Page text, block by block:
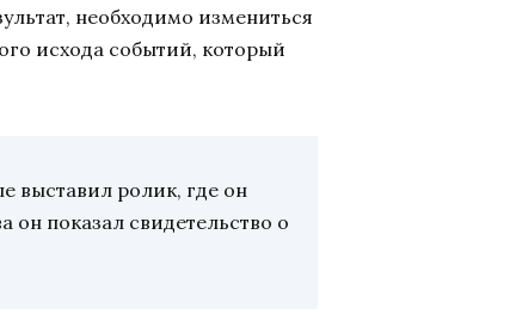
необходимо измениться
исхода событий, который
выставил ролик, где он
он показал свидетельство о